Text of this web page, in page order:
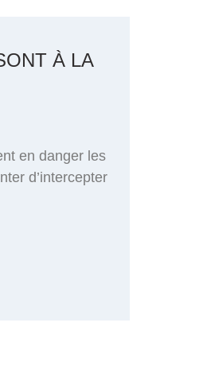
À LA
en danger les
d’intercepter